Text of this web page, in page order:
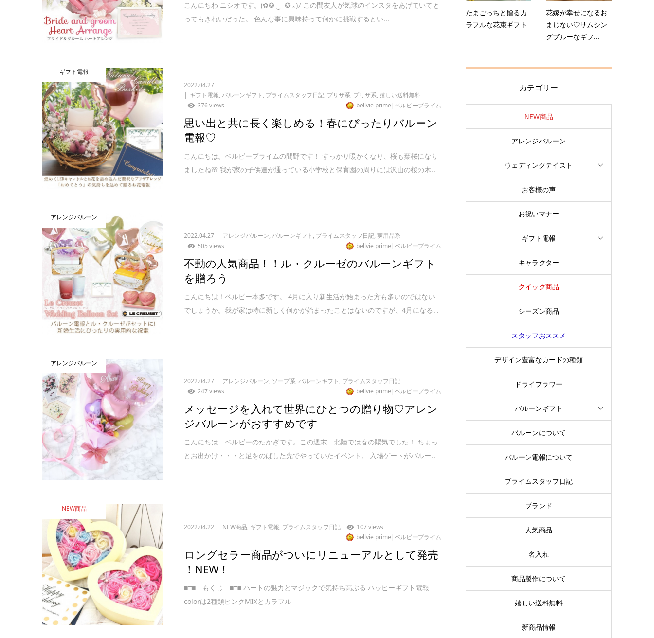
こんにちわ ニシオです。(✿✪ ‿ ✪ ｡)ﾉ この間友人が気球のインスタをあげていてと
ってもきれいだった。 色んな事に興味持って何かに挑戦するとい...
ギフト電報
2022.04.27
ギフト電報,バルーンギフト , プライムスタッフ日記, プリザ系, プリザ系,嬉しい送料無料
376 views
bellvie prime|ベルビープライム
思い出と共に長く楽しめる！春にぴったりバルーン
電報♡
こんにちは。ベルビープライムの間野です！ すっかり暖かくなり、桜も葉桜になり
ましたね🌸 我が家の子供達が通っている小学校と保育園の周りには沢山の桜の木...
アレンジバルーン
2022.04.27 アレンジバルーン,バルーンギフト , プライムスタッフ日記,実用品系
505 views
bellvie prime|ベルビープライム
不動の人気商品！！ル・クルーゼのバルーンギフト
を贈ろう
こんにちは！ベルビー本多です。 4月に入り新生活が始まった方も多いのではない
でしょうか。我が家は特に新しく何かが始まったことはないのですが、4月になる...
アレンジバルーン
2022.04.27 アレンジバルーン, ソープ系,バルーンギフト , プライムスタッフ日記
247 views
bellvie prime|ベルビープライム
メッセージを入れて世界にひとつの贈り物♡アレン
ジバルーンがおすすめです
こんにちは ベルビーのたかぎです。この週末 北陸では春の陽気でした！ ちょっ
とお出かけ・・・と足をのばした先でやっていたイベント。 入場ゲートがバルー...
NEW商品
2022.04.22 NEW商品, ギフト電報, プライムスタッフ日記
107 views
bellvie prime|ベルビープライム
ロングセラー商品がついにリニューアルとして発売
！NEW！
■□■ もくじ ■□■ ハートの魅力とマジックで気持ち高ぶる ハッピーギフト電報
colorは2種類ピンクMIXとカラフル
たまごっちと贈るカ
ラフルな花束ギフト
花嫁が幸せになるお
まじない♡サムシン
グブルーなギフ...
カテゴリー
NEW商品
アレンジバルーン
ウェディングテイスト
お客様の声
お祝いマナー
ギフト電報
キャラクター
クイック商品
シーズン商品
スタッフおススメ
デザイン豊富なカードの種類
ドライフラワー
バルーンギフト
バルーンについて
バルーン電報について
プライムスタッフ日記
ブランド
人気商品
名入れ
商品製作について
嬉しい送料無料
新商品情報